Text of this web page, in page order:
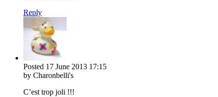
Reply
Posted 17 June 2013 17:15
by Charonbelli's
C’est trop joli !!!